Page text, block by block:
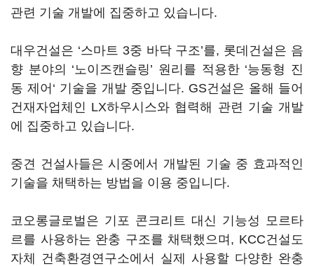
관련 기술 개발에 집중하고 있습니다.
대우건설은 ‘스마트 3중 바닥 구조’를, 롯데건설은 음
향 분야의 ‘노이즈캔슬링’ 원리를 적용한 ‘능동형 진
동 제어‘ 기술을 개발 중입니다. GS건설은 올해 들어
건재자업체인 LX하우시스와 협력해 관련 기술 개발
에 집중하고 있습니다.
중견 건설사들은 시중에서 개발된 기술 중 효과적인
기술을 채택하는 방법을 이용 중입니다.
코오롱글로벌은 기포 콘크리트 대신 기능성 모르타
르를 사용하는 완충 구조를 채택했으며, KCC건설도
자체 건축환경연구소에서 실제 사용할 다양한 완충